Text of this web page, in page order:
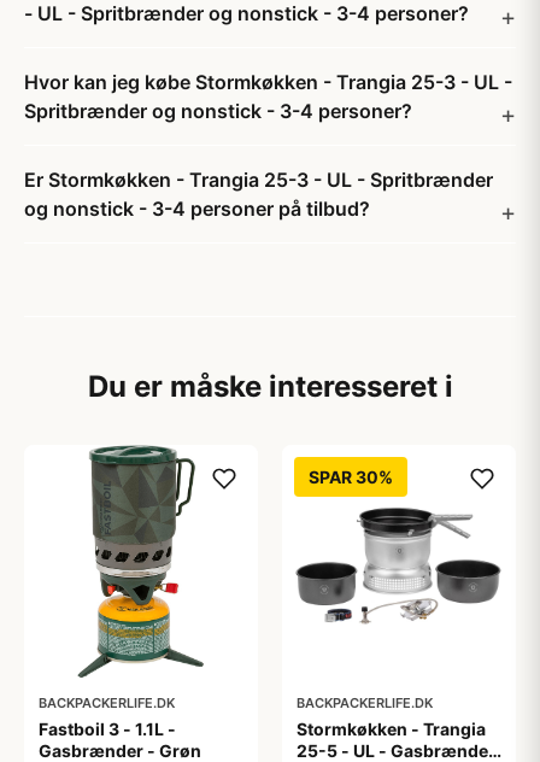
- UL - Spritbrænder og nonstick - 3-4 personer?
Hvor kan jeg købe Stormkøkken - Trangia 25-3 - UL -
Spritbrænder og nonstick - 3-4 personer?
Er Stormkøkken - Trangia 25-3 - UL - Spritbrænder
og nonstick - 3-4 personer på tilbud?
Du er måske interesseret i
BACKPACKERLIFE.DK
Fastboil 3 - 1.1L -
Gasbrænder - Grøn
SPAR 30%
BACKPACKERLIFE.DK
Stormkøkken - Trangia
25-5 - UL - Gasbrænder